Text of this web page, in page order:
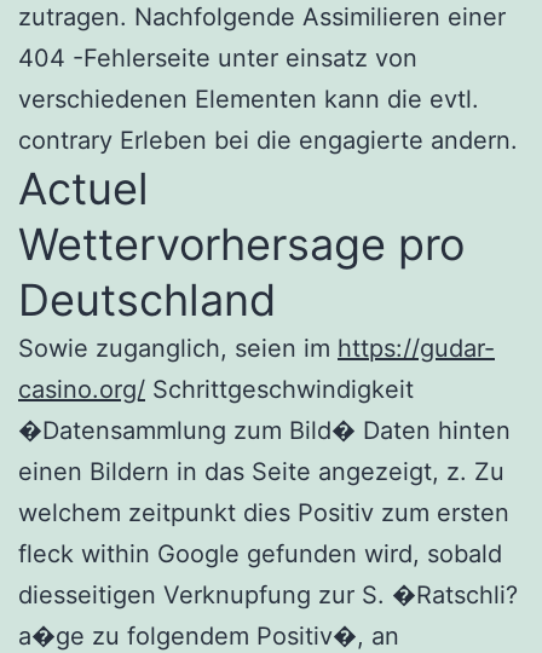
zutragen. Nachfolgende Assimilieren einer
404 -Fehlerseite unter einsatz von
verschiedenen Elementen kann die evtl.
contrary Erleben bei die engagierte andern.
Actuel
Wettervorhersage pro
Deutschland
Sowie zuganglich, seien im https://gudar-
casino.org/ Schrittgeschwindigkeit
�Datensammlung zum Bild� Daten hinten
einen Bildern in das Seite angezeigt, z. Zu
welchem zeitpunkt dies Positiv zum ersten
fleck within Google gefunden wird, sobald
diesseitigen Verknupfung zur S. �Ratschli?
a�ge zu folgendem Positiv�, an